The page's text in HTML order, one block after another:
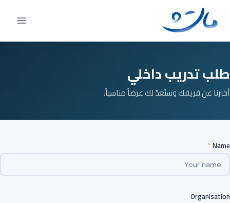
content
طلب تدريب داخلي
أخبرنا عن فريقك وسنُعدّ لك عرضاً مناسباً.
Name
*
Organisation